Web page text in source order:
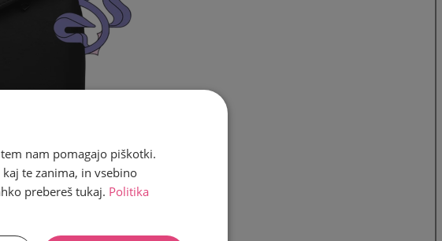
nam pomagajo piškotki.
te zanima, in vsebino
prebereš tukaj. Politika